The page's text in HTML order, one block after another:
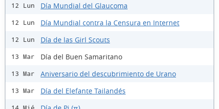
12 Lun Día Mundial del Glaucoma
12 Lun Día Mundial contra la Censura en Internet
12 Lun Día de las Girl Scouts
13 Mar Día del Buen Samaritano
13 Mar Aniversario del descubrimiento de Urano
13 Mar Día del Elefante Tailandés